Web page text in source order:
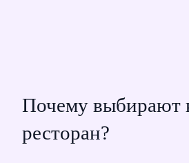
Почему выбирают
ресторан?